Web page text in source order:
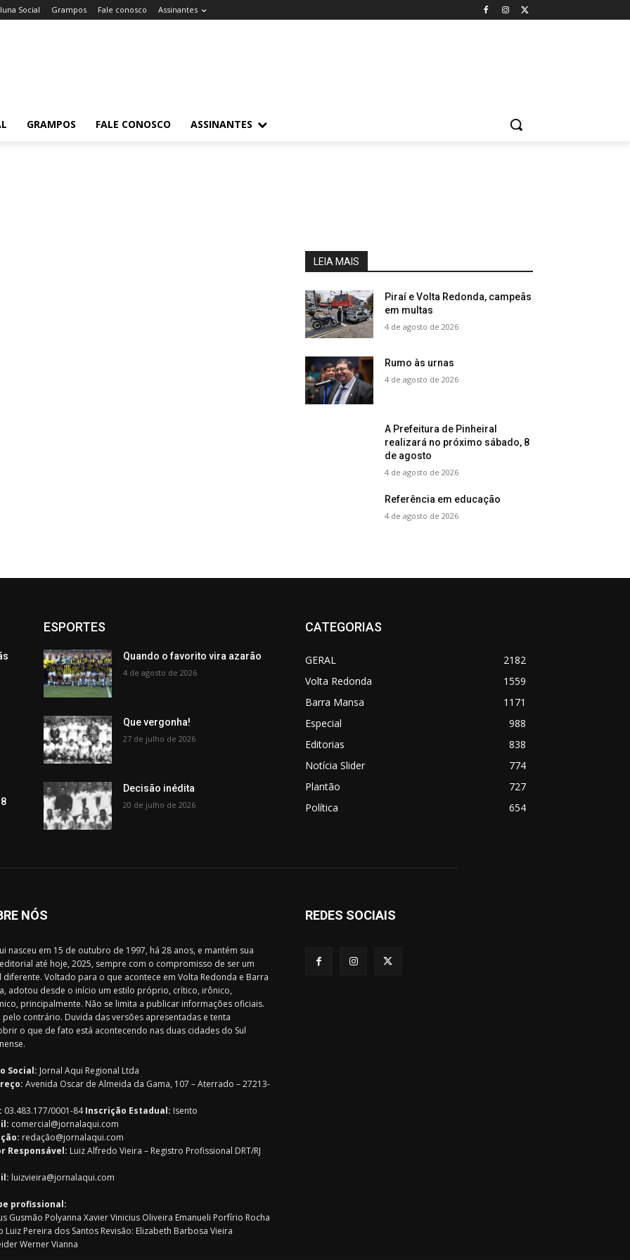
Social Grampos Fale conosco Assinantes
GRAMPOS FALE CONOSCO ASSINANTES
LEIA MAIS
Piraí e Volta Redonda, campeãs
em multas
4 de agosto de 2026
Rumo às urnas
4 de agosto de 2026
A Prefeitura de Pinheiral
realizará no próximo sábado, 8
de agosto
4 de agosto de 2026
Referência em educação
4 de agosto de 2026
ESPORTES
Quando o favorito vira azarão
4 de agosto de 2026
Que vergonha!
27 de julho de 2026
Decisão inédita
20 de julho de 2026
CATEGORIAS
GERAL
2182
Volta Redonda
1559
Barra Mansa
1171
Especial
988
Editorias
838
Notícia Slider
774
Plantão
727
Política
654
NÓS
nasceu em 15 de outubro de 1997, há 28 anos, e mantém sua
até hoje, 2025, sempre com o compromisso de ser um
diferente. Voltado para o que acontece em Volta Redonda e Barra
adotou desde o início um estilo próprio, crítico, irônico,
principalmente. Não se limita a publicar informações oficiais.
pelo contrário. Duvida das versões apresentadas e tenta
o que de fato está acontecendo nas duas cidades do Sul
Social: Jornal Aqui Regional Ltda
Avenida Oscar de Almeida da Gama, 107 – Aterrado – 27213-
03.483.177/0001-84Inscrição Estadual: Isento
comercial@jornalaqui.com
redação@jornalaqui.com
Responsável: Luiz Alfredo Vieira – Registro Profissional DRT/RJ
luizvieira@jornalaqui.com
profissional:
Gusmão Polyanna Xavier Vinicius Oliveira Emanueli Porfírio Rocha
Luiz Pereira dos Santos Revisão: Elizabeth Barbosa Vieira
Werner Vianna
REDES SOCIAIS